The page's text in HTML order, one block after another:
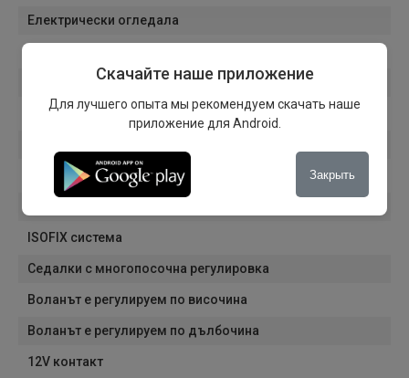
Електрически огледала
Тонирани стъкла
Електрически стъкла
Комфортный доступ в автомобиль
ISOFIX система
Седалки с многопосочна регулировка
Воланът е регулируем по височина
Воланът е регулируем по дълбочина
12V контакт
Скачайте наше приложение
Для лучшего опыта мы рекомендуем скачать наше
приложение для Android.
Закрыть